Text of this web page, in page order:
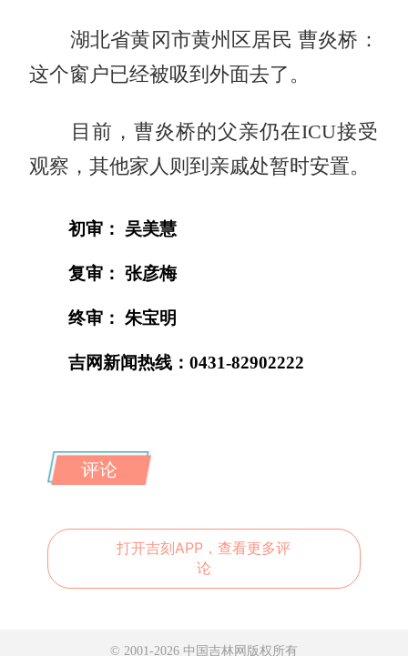
湖北省黄冈市黄州区居民 曹炎桥：
这个窗户已经被吸到外面去了。
目前，曹炎桥的父亲仍在ICU接受
观察，其他家人则到亲戚处暂时安置。
初审： 吴美慧
复审： 张彦梅
终审： 朱宝明
吉网新闻热线：0431-82902222
评论
打开吉刻APP，查看更多评
论